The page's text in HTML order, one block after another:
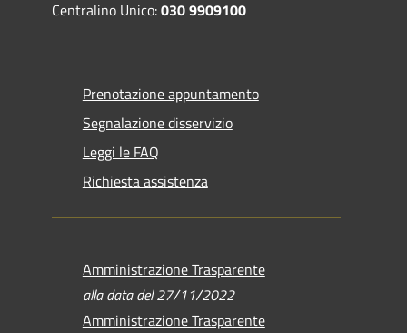
Centralino Unico:030 9909100
Prenotazione appuntamento
Segnalazione disservizio
Leggi le FAQ
Richiesta assistenza
Amministrazione Trasparente
alla data del 27/11/2022
Amministrazione Trasparente